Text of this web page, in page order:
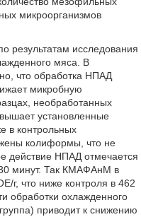
микроорганизмов
результатам исследования
мяса. В
что обработка НПАД
микробную
необработанных
установленные
в контрольных
колиформы, что не
действие НПАД отмечается
минут. Так КМАФАнМ в
г, что ниже контроля в 462
обработки охлажденного
приводит к снижению